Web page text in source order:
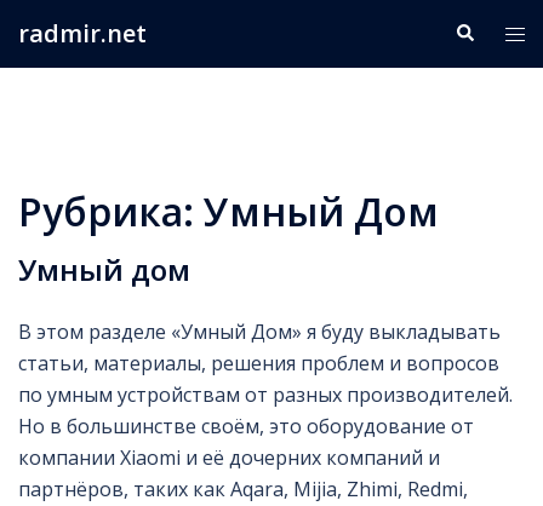
radmir.net Поиск
Рубрика: Умный Дом
Умный дом
В этом разделе «Умный Дом» я буду выкладывать
статьи, материалы, решения проблем и вопросов
по умным устройствам от разных производителей.
Но в большинстве своём, это оборудование от
компании Xiaomi и её дочерних компаний и
партнёров, таких как Aqara, Mijia, Zhimi, Redmi,